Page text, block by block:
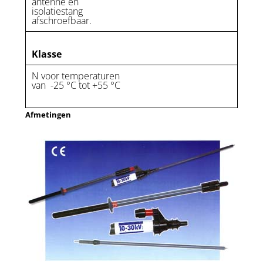
isolatiestang
afschroefbaar.
Klasse
N voor temperaturen
van -25 °C tot +55 °C
Afmetingen